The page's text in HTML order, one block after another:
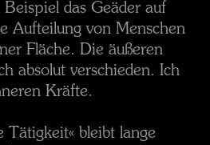
das Geäder auf
Aufteilung von Menschen
Fläche. Die äußeren
absolut verschieden. Ich
Kräfte.
Tätigkeit« bleibt lange